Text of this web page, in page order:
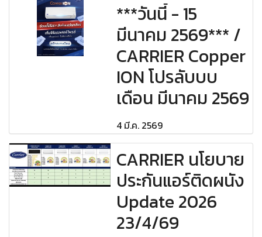
***วันนี้ - 15
มีนาคม 2569*** /
CARRIER Copper
ION โปรลับบบ
เดือน มีนาคม 2569
4 มี.ค. 2569
CARRIER นโยบาย
ประกันแอร์ติดผนัง
Update 2026
23/4/69